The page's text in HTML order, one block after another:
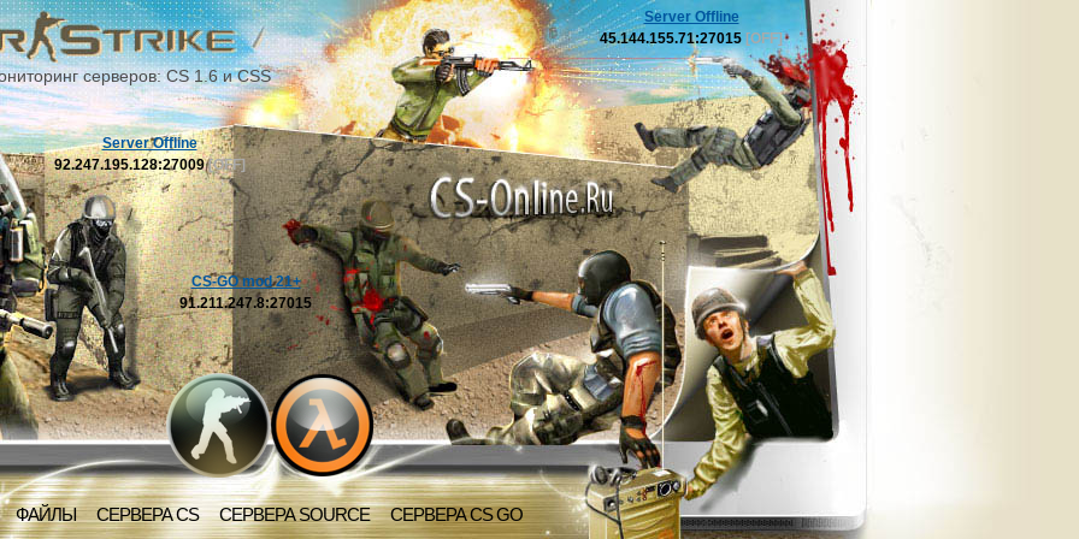
серверов: CS 1.6 и CSS
ФАЙЛЫ СЕРВЕРА CS СЕРВЕРА SOURCE СЕРВЕРА CS GO
Server Offline
92.247.195.128:27009[OFF]
CS-GO mod 21+
91.211.247.8:27015
Server Offline
45.144.155.71:27015 [OFF]